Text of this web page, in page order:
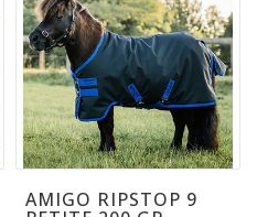
AMIGO RIPSTOP 9